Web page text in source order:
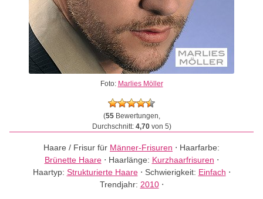
Foto: Marlies Möller
(55Bewertungen,
Durchschnitt: 4,70von 5)
Haare / Frisur für Männer-Frisuren ⋅ Haarfarbe:
Brünette Haare⋅ Haarlänge: Kurzhaarfrisuren ⋅
Haartyp: Strukturierte Haare⋅ Schwierigkeit: Einfach ⋅
Trendjahr: 2010⋅